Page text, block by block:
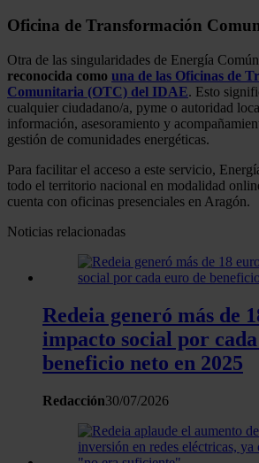
Oficina de Transformación
Otra de las singularidades de Energía
reconocida como una de las Oficinas de
Comunitaria (OTC) del IDAE. Esto
cualquier ciudadano/a, pyme o autoridad
información, asesoramiento y
gestión de comunidades energéticas.
Para facilitar el acceso a este servicio,
todo el territorio nacional en modalidad
cuenta con oficinas presenciales en Aragón.
Noticias relacionadas
Redeia generó más de
impacto social por
beneficio neto en 2025
Redacción30/07/2026